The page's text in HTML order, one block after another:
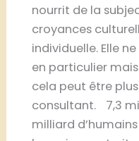
nourrit de la
croyances
individuelle. Elle
en particulier
cela peut être
consultant. 7,3
milliard d’humains